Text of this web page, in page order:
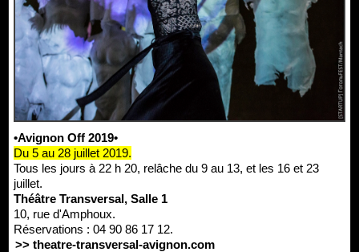
•Avignon Off 2019•
Du 5 au 28 juillet 2019.
Tous les jours à 22 h 20, relâche du 9 au 13, et les 16 et 23
juillet.
Théâtre Transversal, Salle 1
10, rue d'Amphoux.
Réservations : 04 90 86 17 12.
>> theatre-transversal-avignon.com